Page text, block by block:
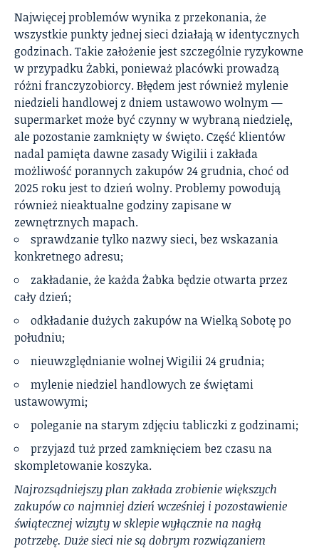
Najwięcej problemów wynika z przekonania, że
wszystkie punkty jednej sieci działają w identycznych
godzinach. Takie założenie jest szczególnie ryzykowne
w przypadku Żabki, ponieważ placówki prowadzą
różni franczyzobiorcy. Błędem jest również mylenie
niedzieli handlowej z dniem ustawowo wolnym —
supermarket może być czynny w wybraną niedzielę,
ale pozostanie zamknięty w święto. Część klientów
nadal pamięta dawne zasady Wigilii i zakłada
możliwość porannych zakupów 24 grudnia, choć od
2025 roku jest to dzień wolny. Problemy powodują
również nieaktualne godziny zapisane w
zewnętrznych mapach.
sprawdzanie tylko nazwy sieci, bez wskazania
konkretnego adresu;
zakładanie, że każda Żabka będzie otwarta przez
cały dzień;
odkładanie dużych zakupów na Wielką Sobotę po
południu;
nieuwzględnianie wolnej Wigilii 24 grudnia;
mylenie niedziel handlowych ze świętami
ustawowymi;
poleganie na starym zdjęciu tabliczki z godzinami;
przyjazd tuż przed zamknięciem bez czasu na
skompletowanie koszyka.
Najrozsądniejszy plan zakłada zrobienie większych
zakupów co najmniej dzień wcześniej i pozostawienie
świątecznej wizyty w sklepie wyłącznie na nagłą
potrzebę. Duże sieci nie są dobrym rozwiązaniem